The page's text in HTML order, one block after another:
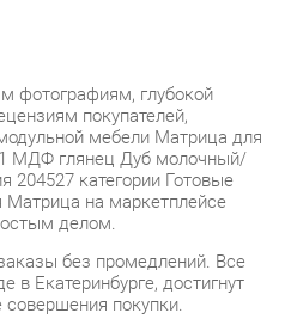
мебели Матрица для
глянец Дуб молочный/
категории Готовые
на маркетплейсе
делом.
без промедлений. Все
Екатеринбурге, достигнут
покупки.
учета. Вы можете
сроки и стоимость доставки,
обратной связи.